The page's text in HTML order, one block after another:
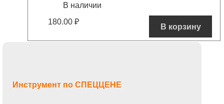
В наличии
180.00 ₽
В корзину
Инструмент по СПЕЦЦЕНЕ